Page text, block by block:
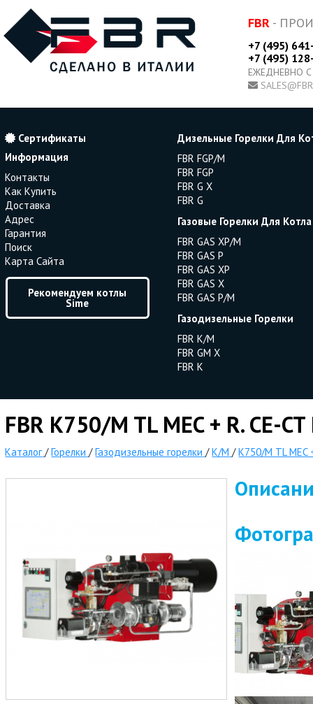
FBR -
+7 (495)
+7 (495)
ЕЖЕДНЕВНО
Сертификаты
Информация
Контакты
Как Купить
Доставка
Адрес
Гарантия
Поиск
Карта Сайта
Рекомендуем котлы
Sime
Дизельные Горелки Для
FBR FGP/M
FBR FGP
FBR G X
FBR G
Газовые Горелки Для Котла
FBR GAS XP/M
FBR GAS P
FBR GAS XP
FBR GAS X
FBR GAS P/M
Газодизельные Горелки
FBR K/M
FBR GM X
FBR K
FBR K750/M TL MEC + R. CE-
Каталог /Горелки /Газодизельные горелки /K/M /K750/M TL MEC